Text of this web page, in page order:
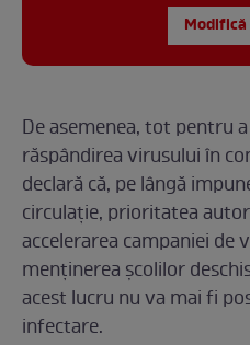
De asemenea, tot pentru
răspândirea virusului în
declară că, pe lângă
circulație, prioritatea
accelerarea campaniei de
menținerea școlilor
acest lucru nu va mai fi
infectare.